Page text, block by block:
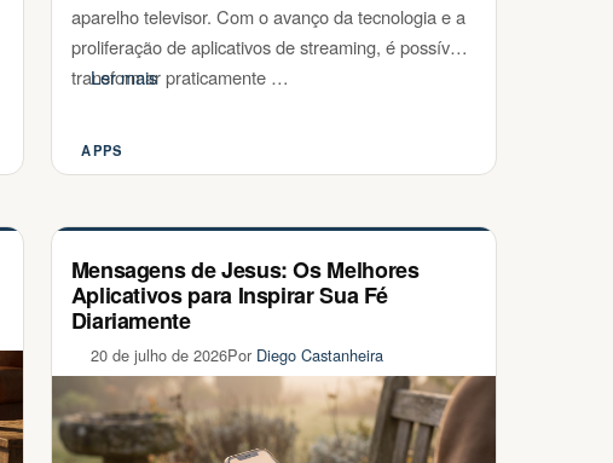
aparelho televisor. Com o avanço da tecnologia e a
proliferação de aplicativos de streaming, é possível
transformar praticamente …
Ler mais
Categorias
APPS
Mensagens de Jesus: Os Melhores
Aplicativos para Inspirar Sua Fé
Diariamente
20 de julho de 2026Por Diego Castanheira